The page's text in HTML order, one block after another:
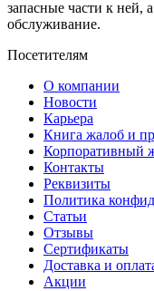
запасные части к ней,
обслуживание.
Посетителям
О компании
Новости
Карьера
Книга жалоб и
Корпоративный
Контакты
Реквизиты
Политика
Статьи
Отзывы
Сертификаты
Доставка и
Акции